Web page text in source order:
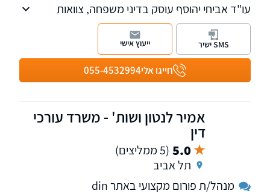
עו"ד אביחי יהוסף עוסק בדיני משפחה, צוואות
וירושות, לצד ליטיגציה אזרחית, דיני עבודה, עתירות
מנהליות ומשפט פלילי.
עו"ד יהוסף מופיע כפרשן משפטי בערוצי תקשורת
מרכזיים ומייצג בתיקים בעלי פרופיל ציבורי גבוה,
תוך שילוב בין התמקצעות משפטית, חשיבה
חייגו אלי055-4532994
SMS ישיר ייעוץ אישי
אמיר לנטון ושות' - משרד עורכי
דין
5.0 (5 ממליצים)
תל אביב
מנהל/ת פורום מקצועי באתר din